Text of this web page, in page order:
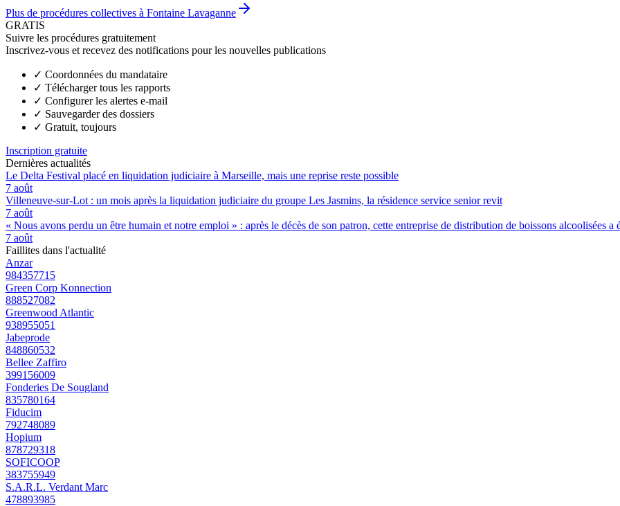
Plus de procédures collectives à Fontaine Lavaganne
GRATIS
Suivre les procédures gratuitement
Inscrivez-vous et recevez des notifications pour les nouvelles publications
✓ Coordonnées du mandataire
✓ Télécharger tous les rapports
✓ Configurer les alertes e-mail
✓ Sauvegarder des dossiers
✓ Gratuit, toujours
Inscription gratuite
Dernières actualités
Le Delta Festival placé en liquidation judiciaire à Marseille, mais une reprise reste possible
7 août
Villeneuve-sur-Lot : un mois après la liquidation judiciaire du groupe Les Jasmins, la résidence service senior revit
7 août
« Nous avons perdu un être humain et notre emploi » : après le décès de son patron, cette entreprise de distribution de boissons alcoolisées a
7 août
Faillites dans l'actualité
Anzar
984357715
Green Corp Konnection
888527082
Greenwood Atlantic
938955051
Jabeprode
848860532
Bellee Zaffiro
399156009
Fonderies De Sougland
835780164
Fiducim
792748089
Hopium
878729318
SOFICOOP
383755949
S.A.R.L. Verdant Marc
478893985